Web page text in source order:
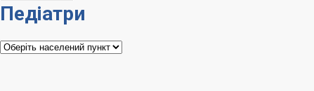
Педіатри
Педіатри